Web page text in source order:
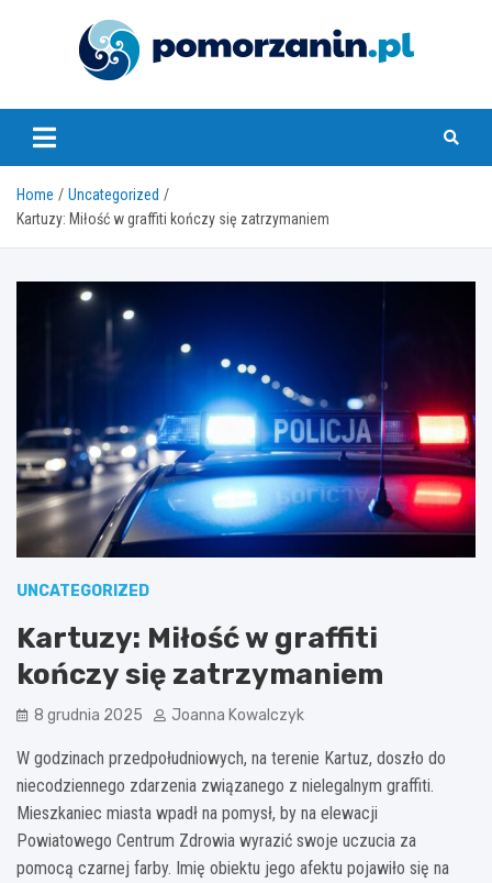
pomorzanin.pl
Home
Uncategorized
Kartuzy: Miłość w graffiti kończy się zatrzymaniem
UNCATEGORIZED
Kartuzy: Miłość w graffiti
kończy się zatrzymaniem
8 grudnia 2025 Joanna Kowalczyk
W godzinach przedpołudniowych, na terenie Kartuz, doszło do
niecodziennego zdarzenia związanego z nielegalnym graffiti.
Mieszkaniec miasta wpadł na pomysł, by na elewacji
Powiatowego Centrum Zdrowia wyrazić swoje uczucia za
pomocą czarnej farby. Imię obiektu jego afektu pojawiło się na